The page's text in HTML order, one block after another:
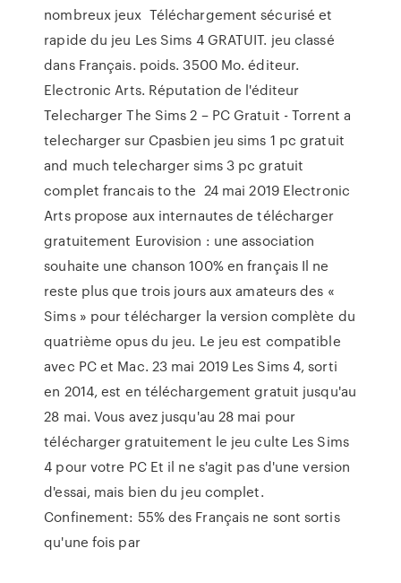
nombreux jeux Téléchargement sécurisé et
rapide du jeu Les Sims 4 GRATUIT. jeu classé
dans Français. poids. 3500 Mo. éditeur.
Electronic Arts. Réputation de l'éditeur
Telecharger The Sims 2 – PC Gratuit - Torrent a
telecharger sur Cpasbien jeu sims 1 pc gratuit
and much telecharger sims 3 pc gratuit
complet francais to the 24 mai 2019 Electronic
Arts propose aux internautes de télécharger
gratuitement Eurovision : une association
souhaite une chanson 100% en français Il ne
reste plus que trois jours aux amateurs des «
Sims » pour télécharger la version complète du
quatrième opus du jeu. Le jeu est compatible
avec PC et Mac. 23 mai 2019 Les Sims 4, sorti
en 2014, est en téléchargement gratuit jusqu'au
28 mai. Vous avez jusqu'au 28 mai pour
télécharger gratuitement le jeu culte Les Sims
4 pour votre PC Et il ne s'agit pas d'une version
d'essai, mais bien du jeu complet.
Confinement: 55% des Français ne sont sortis
qu'une fois par